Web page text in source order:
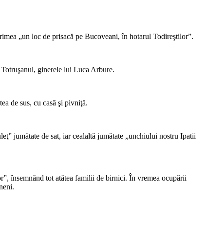
„un loc de prisacă pe Bucoveani, în hotarul Todireştilor”.
ginerele lui Luca Arbure.
de sus, cu casă şi pivniţă.
jumătate de sat, iar cealaltă jumătate „unchiului nostru Ipatii
însemnând tot atâtea familii de birnici. În vremea ocupării